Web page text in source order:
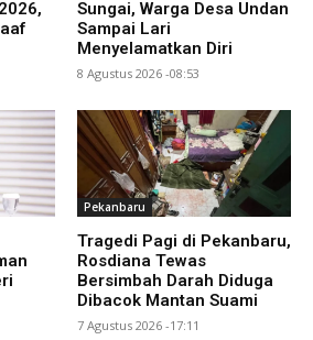
Sungai, Warga Desa Undan
Sampai Lari
Menyelamatkan Diri
8 Agustus 2026 -08:53
Pekanbaru
Tragedi Pagi di Pekanbaru,
Rosdiana Tewas
Bersimbah Darah Diduga
Dibacok Mantan Suami
7 Agustus 2026 -17:11